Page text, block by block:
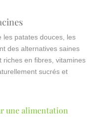
les patates douces, les
des alternatives saines
riches en fibres, vitamines
sucrés et
une alimentation